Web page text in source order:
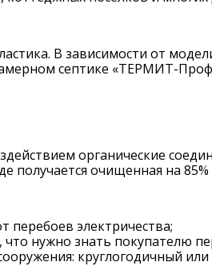
В зависимости от
септике «ТЕРМИТ-
органические
получается очищенная на 85%
перебоев электричества;
что нужно знать покупателю
круглогодичный или